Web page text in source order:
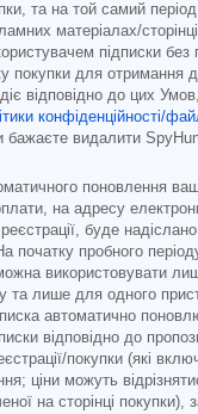
та на той самий
матеріалах/
підписки
покупки для отримання
відповідно до цих
конфіденційності/
видалити
поновлення
на адресу
буде
початку пробного
використовувати
та лише для одного
автоматично
відповідно до
покупки (які
ціни можуть
на сторінці